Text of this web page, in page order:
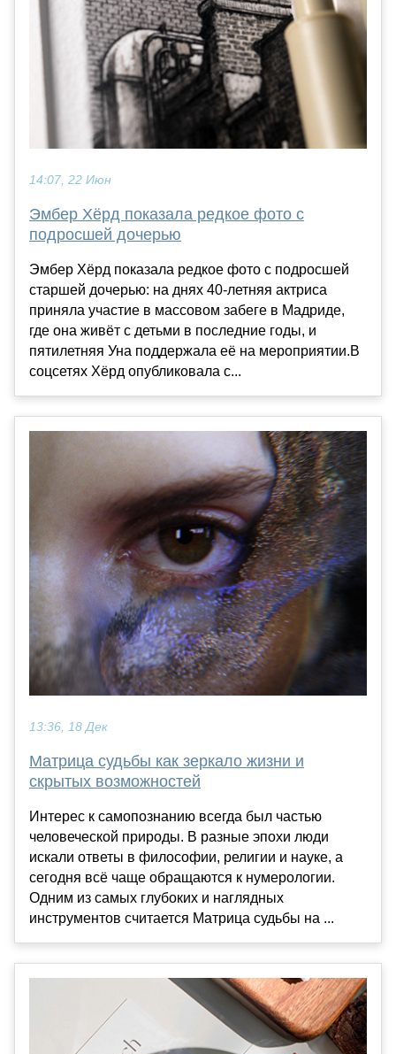
14:07, 22 Июн
Эмбер Хёрд показала редкое фото с
подросшей дочерью
Эмбер Хёрд показала редкое фото с подросшей
старшей дочерью: на днях 40-летняя актриса
приняла участие в массовом забеге в Мадриде,
где она живёт с детьми в последние годы, и
пятилетняя Уна поддержала её на мероприятии.В
соцсетях Хёрд опубликовала с...
13:36, 18 Дек
Матрица судьбы как зеркало жизни и
скрытых возможностей
Интерес к самопознанию всегда был частью
человеческой природы. В разные эпохи люди
искали ответы в философии, религии и науке, а
сегодня всё чаще обращаются к нумерологии.
Одним из самых глубоких и наглядных
инструментов считается Матрица судьбы на ...